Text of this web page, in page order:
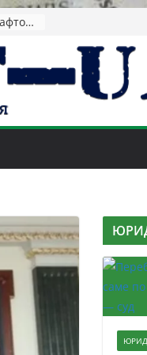
Зеленський повідомив про ураження нафтозаводів РФ за понад 1300 км від фронту